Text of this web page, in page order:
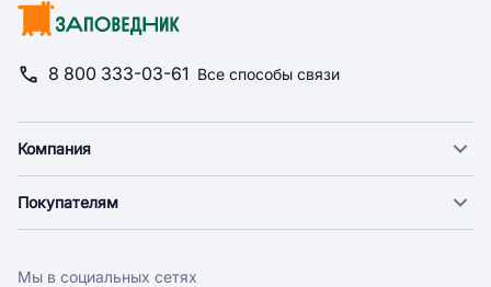
8 800 333-03-61 Все способы связи
Компания
Новости
Поставщикам
Покупателям
Оплата
Мы в социальных сетях